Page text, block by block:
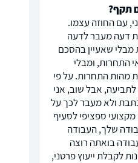
תקף?
עם החוזה עצמו.
דעה מעבר לדעה
מבלי שאעיין בהסכם
התחרות, ומבלי
מהות התחרות. על פי
אבל שוב, אני
ולא מעבר לכך על
מקצועי ספציפי לסעיף
שלך, העבודה
בואתה רוצה
לקבלת ייעוץ פרטני,